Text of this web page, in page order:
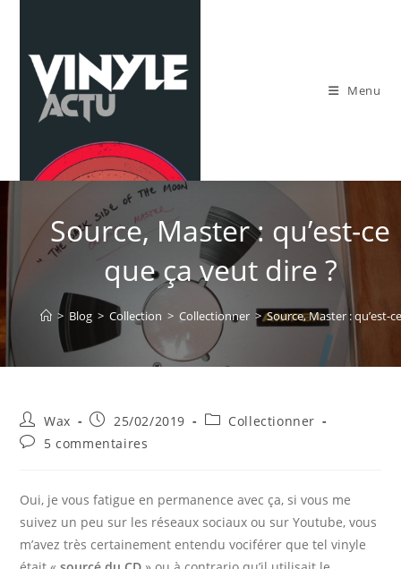
content
Menu
Source, Master : qu’est-ce
que ça veut dire ?
> Blog > Collection > Collectionner > Source, Master : qu’est-
Auteur/autrice
de
la
Wax
Publication
publiée :
25/02/2019
PostCollectionner
Commentaires
publication :
5 commentaires
Oui, je vous fatigue en permanence avec ça, si vous me
suivez un peu sur les réseaux sociaux ou sur Youtube, vous
m’avez très certainement entendu vociférer que tel vinyle